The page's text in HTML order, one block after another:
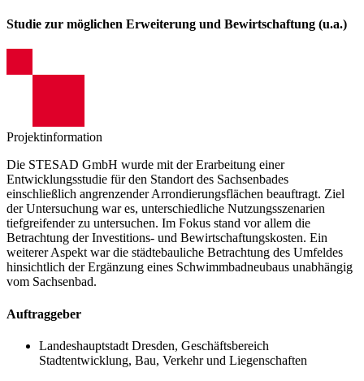
Studie zur möglichen Erweiterung und Bewirtschaftung (u.a.)
Projektinformation
Die STESAD GmbH wurde mit der Erarbeitung einer
Entwicklungsstudie für den Standort des Sachsenbades
einschließlich angrenzender Arrondierungsflächen beauftragt. Ziel
der Untersuchung war es, unterschiedliche Nutzungsszenarien
tiefgreifender zu untersuchen. Im Fokus stand vor allem die
Betrachtung der Investitions- und Bewirtschaftungskosten. Ein
weiterer Aspekt war die städtebauliche Betrachtung des Umfeldes
hinsichtlich der Ergänzung eines Schwimmbadneubaus unabhängig
vom Sachsenbad.
Auftraggeber
Landeshauptstadt Dresden, Geschäftsbereich
Stadtentwicklung, Bau, Verkehr und Liegenschaften